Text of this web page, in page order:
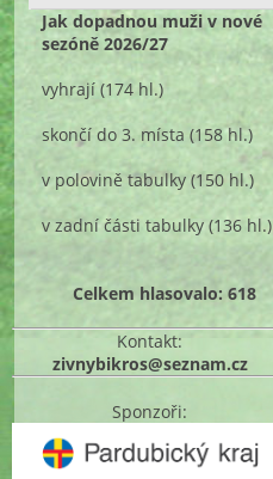
Jak dopadnou muži v nové
sezóně 2026/27
vyhrají (174 hl.)
skončí do 3. místa (158 hl.)
v polovině tabulky (150 hl.)
v zadní části tabulky (136 hl.)
Celkem hlasovalo: 618
Kontakt:
zivnybikros@seznam.cz
Sponzoři: